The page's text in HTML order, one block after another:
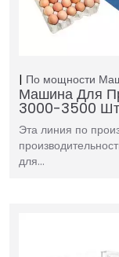
По мощности
Машина Для
3000-3500
Эта линия по
для…